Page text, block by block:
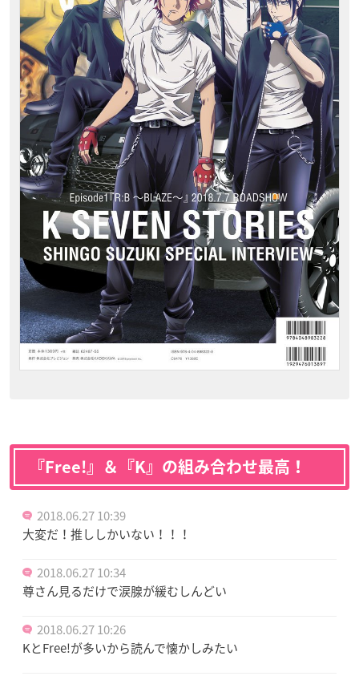
『Free!』＆『K』の組み合わせ最高！
2018.06.27 10:39
大変だ！推ししかいない！！！
2018.06.27 10:34
尊さん見るだけで涙腺が緩むしんどい
2018.06.27 10:26
KとFree!が多いから読んで懐かしみたい